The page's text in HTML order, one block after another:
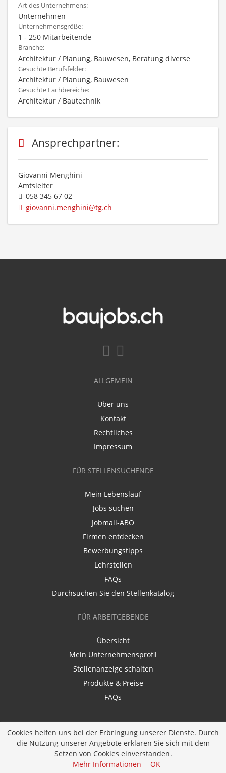
Art des Unternehmens:
Unternehmen
Unternehmensgröße:
1 - 250 Mitarbeitende
Branche:
Architektur / Planung, Bauwesen, Beratung diverse
Gesuchte Berufsfelder:
Architektur / Planung, Bauwesen
Gesuchte Fachbereiche:
Architektur / Bautechnik
Ansprechpartner:
Giovanni Menghini
Amtsleiter
058 345 67 02
giovanni.menghini@tg.ch
ALLGEMEIN
Über uns
Kontakt
Rechtliches
Impressum
FÜR STELLENSUCHENDE
Mein Lebenslauf
Jobs suchen
Jobmail-ABO
Firmen entdecken
Bewerbungstipps
Lehrstellen
FAQs
Durchsuchen Sie den Stellenkatalog
FÜR ARBEITGEBENDE
Übersicht
Mein Unternehmensprofil
Stellenanzeige schalten
Produkte & Preise
FAQs
JOBIQO
Cookies helfen uns bei der Erbringung unserer Dienste. Durch
die Nutzung unserer Angebote erklären Sie sich mit dem
Setzen von Cookies einverstanden.
Mehr Informationen
OK